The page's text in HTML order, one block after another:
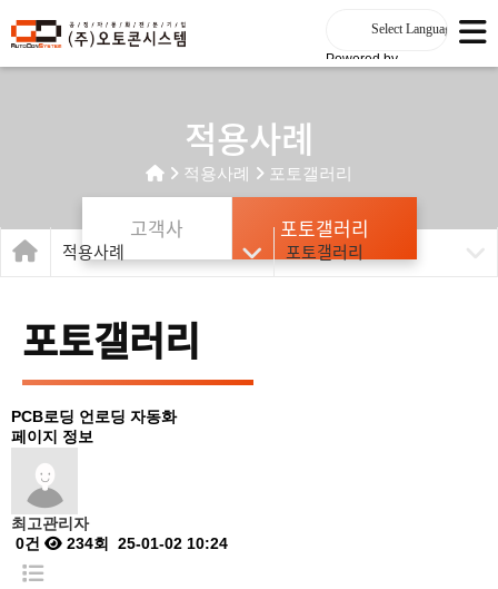
Powered by
적용사례
적용사례 포토갤러리
고객사 포토갤러리
적용사례 포토갤러리
포토갤러리
PCB로딩 언로딩 자동화
페이지 정보
최고관리자
0건
234회 25-01-02 10:24